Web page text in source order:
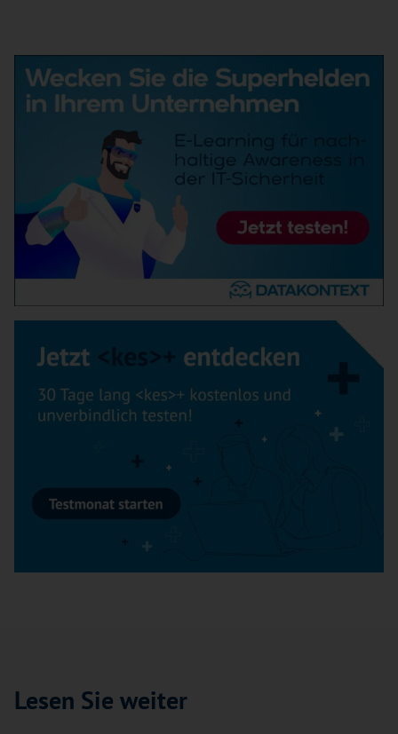
Lesen Sie weiter